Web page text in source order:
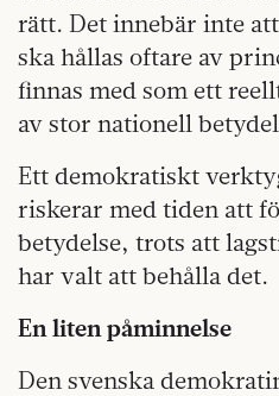
rätt. Det innebär inte
ska hållas oftare av
finnas med som ett
av stor nationell
Ett demokratiskt
riskerar med tiden att
betydelse, trots att
har valt att behålla det.
En liten påminnelse
Den svenska